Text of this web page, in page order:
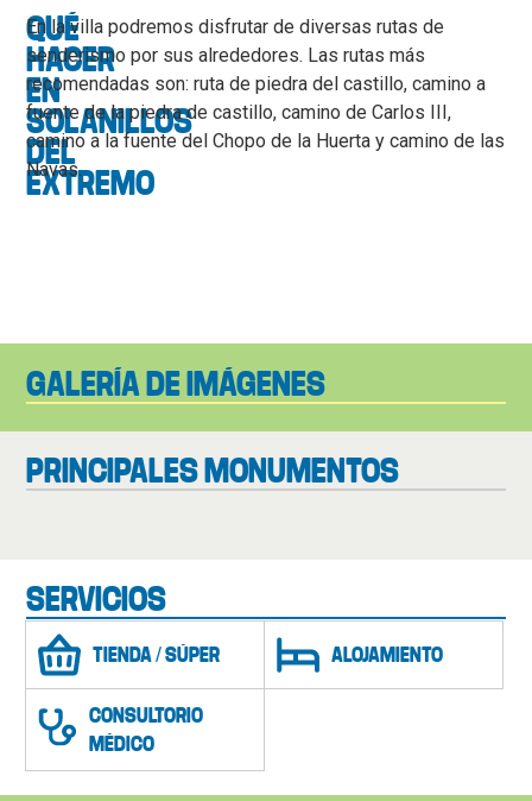
QUÉ
HACER
EN
SOLANILLOS
DEL
EXTREMO
En la villa podremos disfrutar de diversas rutas de
senderismo por sus alrededores. Las rutas más
recomendadas son: ruta de piedra del castillo, camino a
fuente de la piedra de castillo, camino de Carlos III,
camino a la fuente del Chopo de la Huerta y camino de las
Navas.
GALERÍA DE IMÁGENES
PRINCIPALES MONUMENTOS
SERVICIOS
TIENDA / SÚPER ALOJAMIENTO
CONSULTORIO
MÉDICO